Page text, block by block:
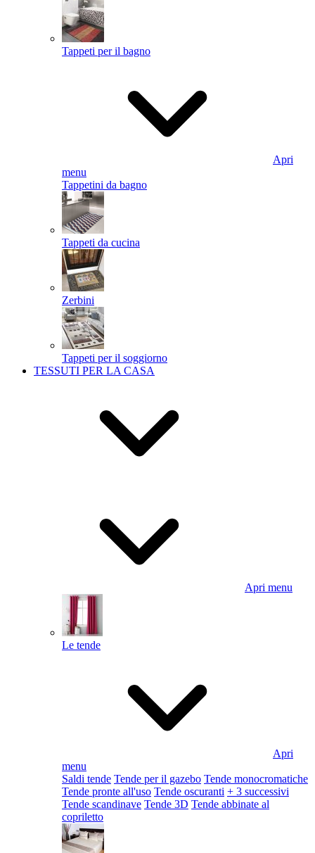
Tappeti per il bagno
Apri
menu
Tappetini da bagno
Tappeti da cucina
Zerbini
Tappeti per il soggiorno
TESSUTI PER LA CASA
Apri menu
Le tende
Apri
menu
Saldi tende Tende per il gazebo Tende monocromatiche
Tende pronte all'uso Tende oscuranti + 3 successivi
Tende scandinave Tende 3D Tende abbinate al
copriletto